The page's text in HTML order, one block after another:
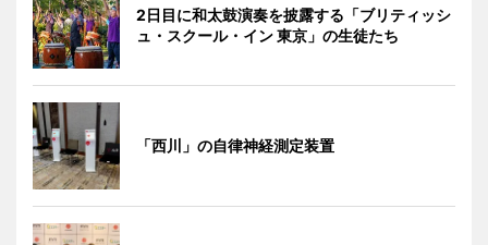
2日目に和太鼓演奏を披露する「ブリティッシ
ュ・スクール・イン 東京」の生徒たち
「西川」の自律神経測定装置